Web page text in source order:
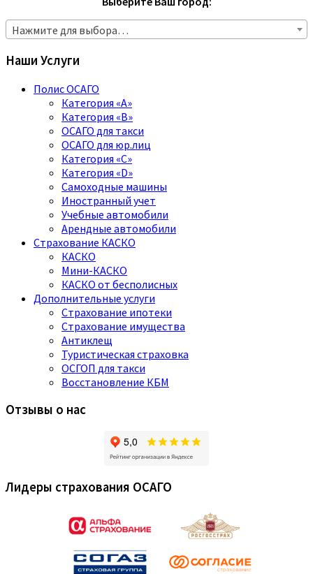
Нажмите для выбора…
Наши Услуги
Полис ОСАГО
Категория «A»
Категория «B»
ОСАГО для такси
ОСАГО для юр.лиц
Категория «C»
Категория «D»
Самоходные машины
Иностранный учет
Учебные автомобили
Арендные автомобили
Страхование КАСКО
КАСКО
Мини-КАСКО
КАСКО от бесполисных
Дополнительные услуги
Страхование ипотеки
Страхование имущества
Антиклещ
Туристическая страховка
ОСГОП для такси
Восстановление КБМ
Отзывы о нас
Лидеры страхования ОСАГО